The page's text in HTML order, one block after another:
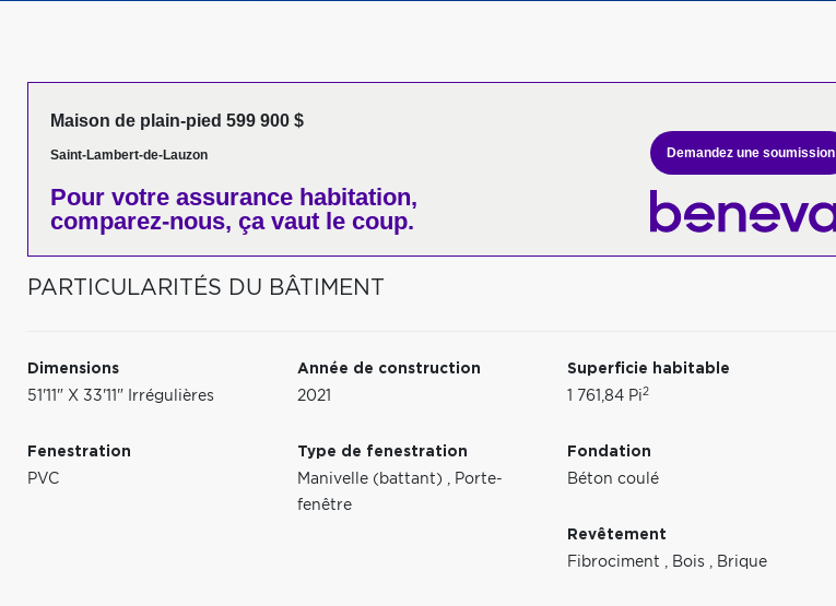
Maison de plain-pied 599 900 $
Saint-Lambert-de-Lauzon
Pour votre assurance habitation,
comparez-nous, ça vaut le coup.
Demandez une soumission
PARTICULARITÉS DU BÂTIMENT
Dimensions
51'11" X 33'11" Irrégulières
Année de construction
2021
Superficie habitable
1 761,84 Pi2
Fenestration
PVC
Type de fenestration
Manivelle (battant) , Porte-
fenêtre
Fondation
Béton coulé
Revêtement
Fibrociment , Bois , Brique